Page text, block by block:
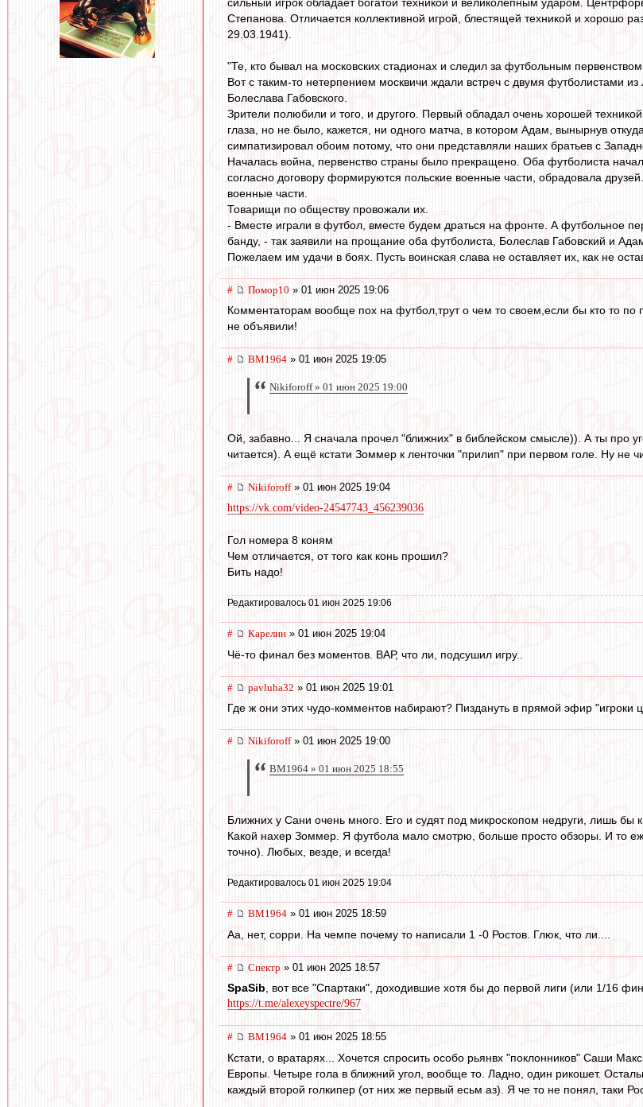
Степанова. Отличается коллективной игрой, блестящей техникой и хорошо
29.03.1941).
"Те, кто бывал на московских стадионах и следил за футбольным
Вот с таким-то нетерпением москвичи ждали встреч с двумя футболистами
Болеслава Габовского.
Зрители полюбили и того, и другого. Первый обладал очень хорошей
глаза, но не было, кажется, ни одного матча, в котором Адам, вынырнув
симпатизировал обоим потому, что они представляли наших братьев с
Началась война, первенство страны было прекращено. Оба футболиста
согласно договору формируются польские военные части, обрадовала
военные части.
Товарищи по обществу провожали их.
- Вместе играли в футбол, вместе будем драться на фронте. А футбольное
банду, - так заявили на прощание оба футболиста, Болеслав Габовский и
Пожелаем им удачи в боях. Пусть воинская слава не оставляет их, как не
# Помор10 » 01 июн 2025 19:06
Комментаторам вообще пох на футбол,трут о чем то своем,если бы кто то
не объявили!
# BM1964 » 01 июн 2025 19:05
Nikiforoff » 01 июн 2025 19:00
Ой, забавно... Я сначала прочел "ближних" в библейском смысле)). А ты про
читается). А ещё кстати Зоммер к ленточки "прилип" при первом голе. Ну не
# Nikiforoff» 01 июн 2025 19:04
https://vk.com/video-24547743_456239036
Гол номера 8 коням
Чем отличается, от того как конь прошил?
Бить надо!
Редактировалось 01 июн 2025 19:06
# Карелин » 01 июн 2025 19:04
Чё-то финал без моментов. ВАР, что ли, подсушил игру..
# pavluha32 » 01 июн 2025 19:01
Где ж они этих чудо-комментов набирают? Пиздануть в прямой эфир "игроки
# Nikiforoff» 01 июн 2025 19:00
BM1964 » 01 июн 2025 18:55
Ближних у Сани очень много. Его и судят под микроскопом недруги, лишь бы
Какой нахер Зоммер. Я футбола мало смотрю, больше просто обзоры. И то
точно). Любых, везде, и всегда!
Редактировалось 01 июн 2025 19:04
# BM1964 » 01 июн 2025 18:59
Аа, нет, сорри. На чемпе почему то написали 1 -0 Ростов. Глюк, что ли....
# Спектр » 01 июн 2025 18:57
SpaSib, вот все "Спартаки", доходившие хотя бы до первой лиги (или 1/16
https://t.me/alexeyspectre/967
# BM1964 » 01 июн 2025 18:55
Кстати, о вратарях... Хочется спросить особо рьянвх "поклонников" Саши
Европы. Четыре гола в ближний угол, вообще то. Ладно, один рикошет.
каждый второй голкипер (от них же первый есьм аз). Я че то не понял, таки